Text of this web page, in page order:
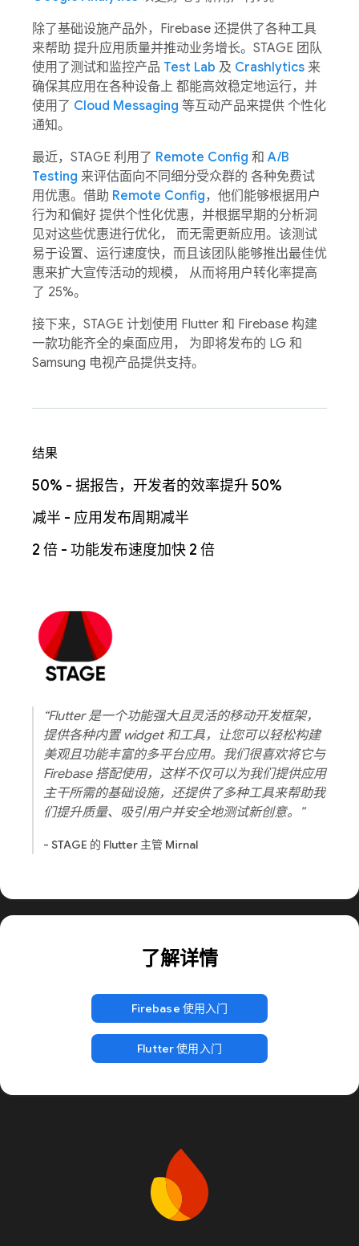
除了基础设施产品外，Firebase 还提供了各种工具
来帮助 提升应用质量并推动业务增长。STAGE 团队
使用了测试和监控产品 Test Lab 及 Crashlytics 来
确保其应用在各种设备上 都能高效稳定地运行，并
使用了 Cloud Messaging 等互动产品来提供 个性化
通知。
最近，STAGE 利用了 Remote Config 和 A/B
Testing 来评估面向不同细分受众群的 各种免费试
用优惠。借助 Remote Config，他们能够根据用户
行为和偏好 提供个性化优惠，并根据早期的分析洞
见对这些优惠进行优化， 而无需更新应用。该测试
易于设置、运行速度快，而且该团队能够推出最佳优
惠来扩大宣传活动的规模， 从而将用户转化率提高
了 25%。
接下来，STAGE 计划使用 Flutter 和 Firebase 构建
一款功能齐全的桌面应用， 为即将发布的 LG 和
Samsung 电视产品提供支持。
结果
50% - 据报告，开发者的效率提升 50%
减半 - 应用发布周期减半
2 倍 - 功能发布速度加快 2 倍
“Flutter 是一个功能强大且灵活的移动开发框架，
提供各种内置 widget 和工具，让您可以轻松构建
美观且功能丰富的多平台应用。我们很喜欢将它与
Firebase 搭配使用，这样不仅可以为我们提供应用
主干所需的基础设施，还提供了多种工具来帮助我
们提升质量、吸引用户并安全地测试新创意。”
- STAGE 的 Flutter 主管 Mirnal
了解详情
Firebase 使用入门
Flutter 使用入门